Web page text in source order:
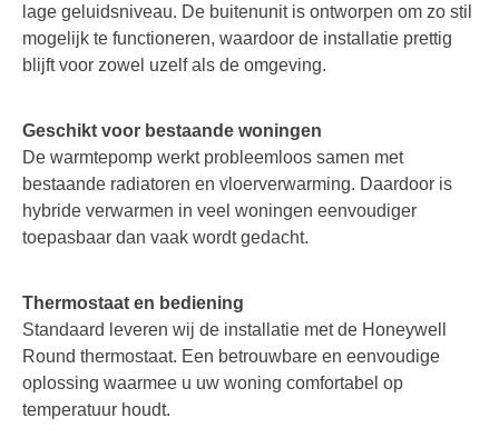
lage geluidsniveau. De buitenunit is ontworpen om zo stil
mogelijk te functioneren, waardoor de installatie prettig
blijft voor zowel uzelf als de omgeving.
Geschikt voor bestaande woningen
De warmtepomp werkt probleemloos samen met
bestaande radiatoren en vloerverwarming. Daardoor is
hybride verwarmen in veel woningen eenvoudiger
toepasbaar dan vaak wordt gedacht.
Thermostaat en bediening
Standaard leveren wij de installatie met de Honeywell
Round thermostaat. Een betrouwbare en eenvoudige
oplossing waarmee u uw woning comfortabel op
temperatuur houdt.